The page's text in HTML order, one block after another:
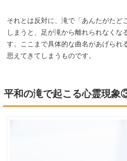
それとは反対に、滝で「あんたがたど
しまうと、足が滝から離れられなくな
す。ここまで具体的な曲名があげられ
思えてきてしまうものです。
平和の滝で起こる心霊現象